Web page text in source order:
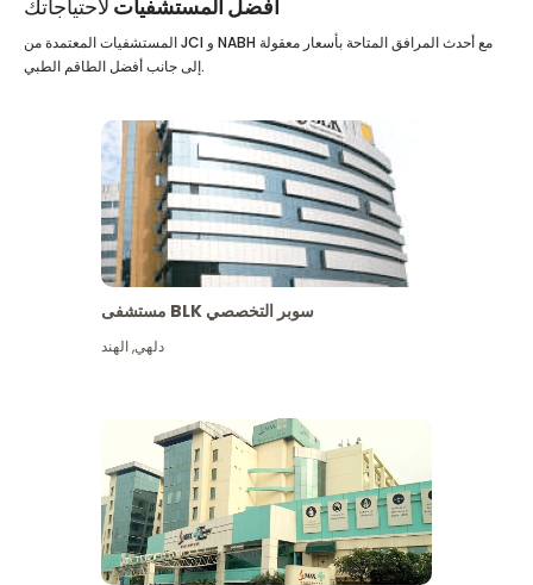
أفضل المستشفيات لاحتياجاتك
المستشفيات المعتمدة من JCI و NABH مع أحدث المرافق المتاحة بأسعار معقولة
إلى جانب أفضل الطاقم الطبي.
مستشفى BLK سوبر التخصصي
دلهي,الهند